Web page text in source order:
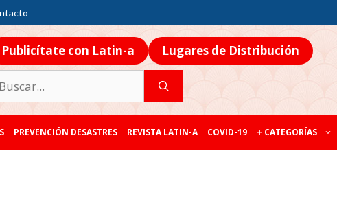
Publicítate con Latin-a Lugares de Distribución
PREVENCIÓN DESASTRES REVISTA LATIN-A COVID-19 + CATEGORÍAS